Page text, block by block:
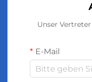
Unser
E-Mail